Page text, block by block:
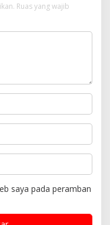
Ruas yang wajib
saya pada peramban